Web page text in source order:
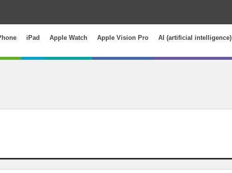
iPad Apple Watch Apple Vision Pro AI (artificial intelligence)